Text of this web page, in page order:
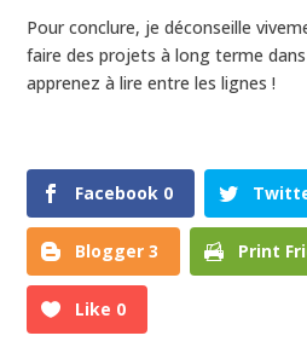
Pour conclure, je déconseille
faire des projets à long terme
apprenez à lire entre les lignes !
Facebook 0
Blogger 3 Print
Like 0